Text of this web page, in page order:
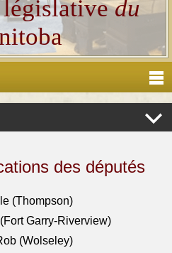
législativedu
des députés
(Thompson)
Garry-Riverview)
(Wolseley)